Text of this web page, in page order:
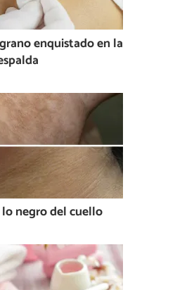
enquistado en la
negro del cuello